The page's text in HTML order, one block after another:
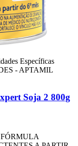
Específicas
- APTAMIL
Soja 2 800g